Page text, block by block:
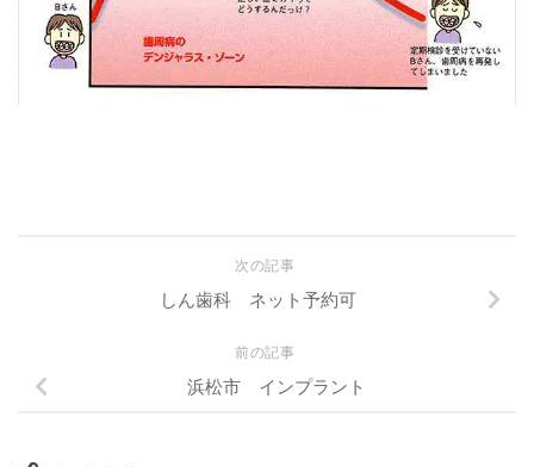
次の記事
しん歯科 ネット予約可
前の記事
浜松市 インプラント